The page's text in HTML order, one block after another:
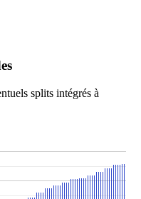
splits intégrés à